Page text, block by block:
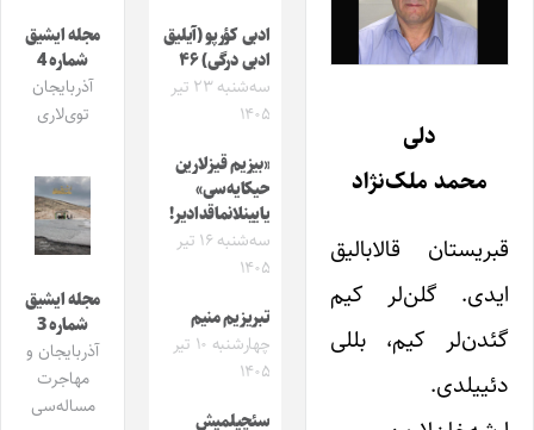
دلی
محمد ملک‌نژاد
قبریستان قالابالیق
ایدی. گلن‌لر کیم
گئدن‌لر کیم، بللی
دئییلدی.
ادبی کؤرپو (آیلیق
ادبی درگی) ۴۶
سه‌شنبه ۲۳ تیر
۱۴۰۵
«بیزیم قیزلارین
حیکایه‌سی»
یایینلانماقدادیر!
سه‌شنبه ۱۶ تیر
۱۴۰۵
تبریزیم منیم
چهارشنبه ۱۰ تیر
۱۴۰۵
سئچیلمیش
مجله ایشیق
شماره 4
آذربایجان
توی‌لاری
مجله ایشیق
شماره 3
آذربایجان و
مهاجرت
مساله‌سی